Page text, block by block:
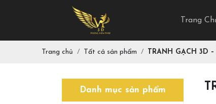
Trang
Trang chủ Tất cả sản phẩm TRANH GẠCH 3D
Danh mục sản phẩm